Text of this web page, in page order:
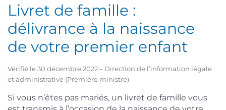
Livret de famille :
délivrance à la naissance
de votre premier enfant
Vérifié le 30 décembre 2022 – Direction de l’information légale
et administrative (Première ministre)
Si vous n’êtes pas mariés, un livret de famille vous